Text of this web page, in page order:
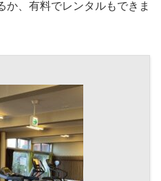
か、有料でレンタルもできま